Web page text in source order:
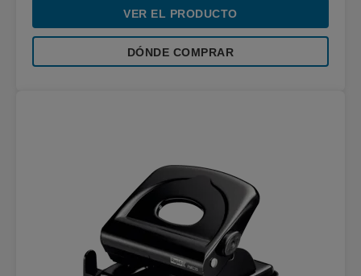
VER EL PRODUCTO
DÓNDE COMPRAR